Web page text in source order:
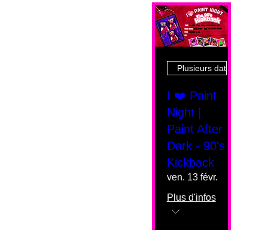
Plusieurs dates
I ❤️ Paint
Night |
Paint After
Dark - 90's
Kickback
ven. 13 févr.
Plus d'infos